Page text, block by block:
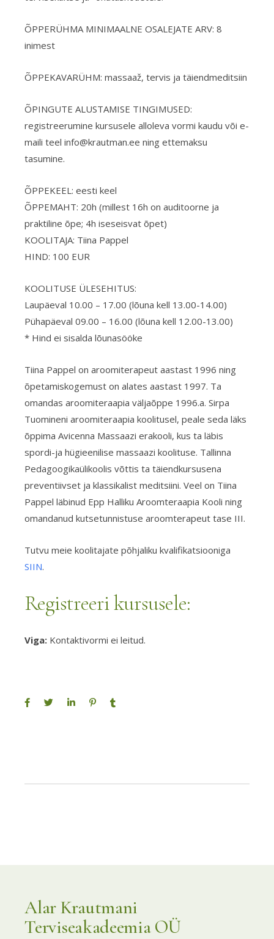
ÕPPERÜHMA MINIMAALNE OSALEJATE ARV: 8
inimest
ÕPPEKAVARÜHM: massaaž, tervis ja täiendmeditsiin
ÕPINGUTE ALUSTAMISE TINGIMUSED:
registreerumine kursusele alloleva vormi kaudu või e-
maili teel info@krautman.ee ning ettemaksu
tasumine.
ÕPPEKEEL: eesti keel
ÕPPEMAHT: 20h (millest 16h on auditoorne ja
praktiline õpe; 4h iseseisvat õpet)
KOOLITAJA: Tiina Pappel
HIND: 100 EUR
KOOLITUSE ÜLESEHITUS:
Laupäeval 10.00 – 17.00 (lõuna kell 13.00-14.00)
Pühapäeval 09.00 – 16.00 (lõuna kell 12.00-13.00)
* Hind ei sisalda lõunasööke
Tiina Pappel on aroomiterapeut aastast 1996 ning
õpetamiskogemust on alates aastast 1997. Ta
omandas aroomiteraapia väljaõppe 1996.a. Sirpa
Tuomineni aroomiteraapia koolitusel, peale seda läks
õppima Avicenna Massaazi erakooli, kus ta läbis
spordi-ja hügieenilise massaazi koolituse. Tallinna
Pedagoogikaülikoolis võttis ta täiendkursusena
preventiivset ja klassikalist meditsiini. Veel on Tiina
Pappel läbinud Epp Halliku Aroomteraapia Kooli ning
omandanud kutsetunnistuse aroomterapeut tase III.
Tutvu meie koolitajate põhjaliku kvalifikatsiooniga
SIIN.
Registreeri kursusele:
Viga: Kontaktivormi ei leitud.
Alar Krautmani
Terviseakadeemia OÜ